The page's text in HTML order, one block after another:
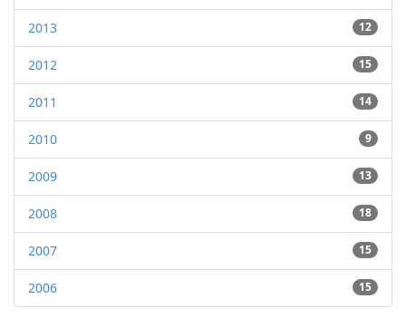
2013 12
2012 15
2011 14
2010 9
2009 13
2008 18
2007 15
2006 15